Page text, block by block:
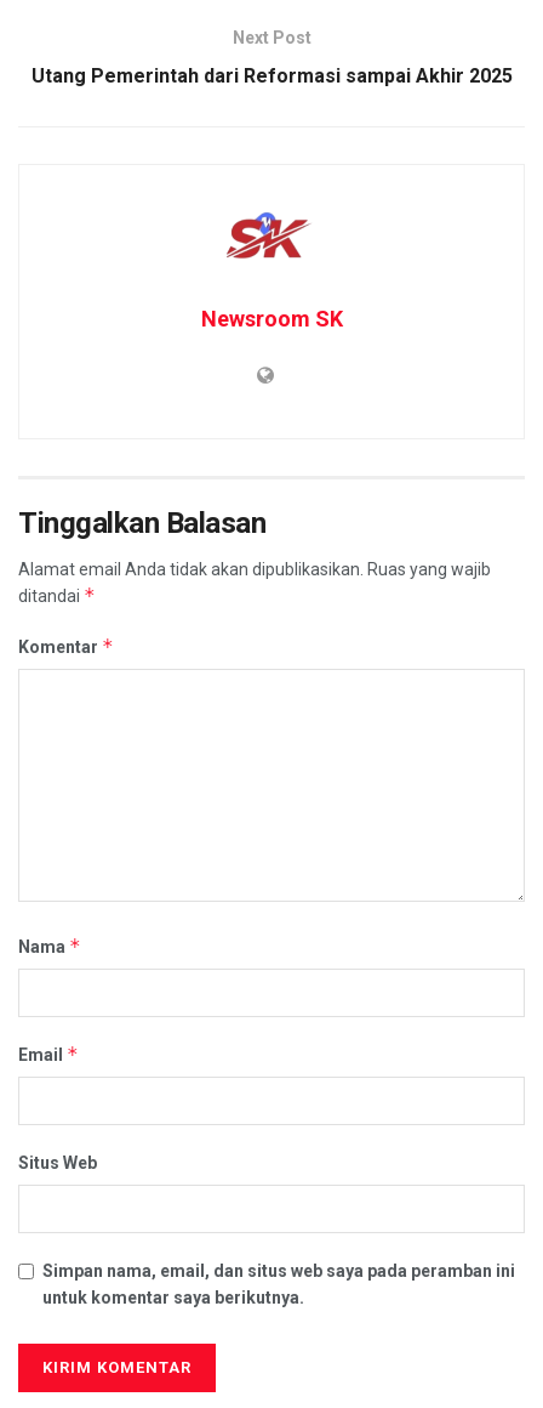
Next Post
Utang Pemerintah dari Reformasi sampai Akhir 2025
Newsroom SK
Tinggalkan Balasan
Alamat email Anda tidak akan dipublikasikan. Ruas yang wajib
ditandai *
Komentar *
Nama *
Email *
Situs Web
Simpan nama, email, dan situs web saya pada peramban ini
untuk komentar saya berikutnya.